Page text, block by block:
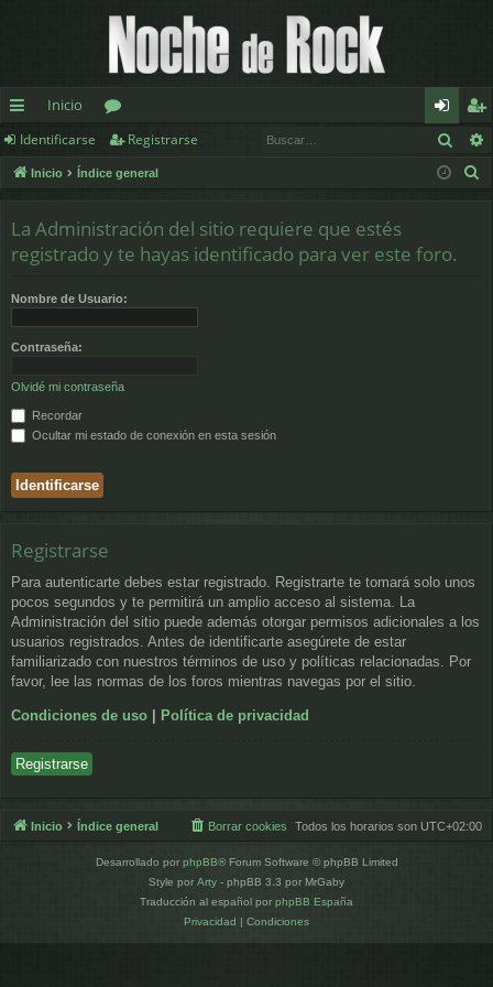
nl
ac
rá
d
Inicio
or
os
de
nt
ca
eg
ist
Identificarse Registrarse
Inicio Índice general
La Administración del sitio requiere que estés
registrado y te hayas identificado para ver este foro.
Nombre de Usuario:
Contraseña:
Olvidé mi contraseña
Recordar
Ocultar mi estado de conexión en esta sesión
Registrarse
Para autenticarte debes estar registrado. Registrarte te tomará solo unos
pocos segundos y te permitirá un amplio acceso al sistema. La
Administración del sitio puede además otorgar permisos adicionales a los
usuarios registrados. Antes de identificarte asegúrete de estar
familiarizado con nuestros términos de uso y políticas relacionadas. Por
favor, lee las normas de los foros mientras navegas por el sitio.
Condiciones de uso | Política de privacidad
Registrarse
Inicio Índice general Todos los horarios son UTC+02:00
Borrar cookies
Desarrollado por phpBB® Forum Software © phpBB Limited
Style por Arty - phpBB 3.3 por MrGaby
Traducción al español por phpBB España
Privacidad | Condiciones